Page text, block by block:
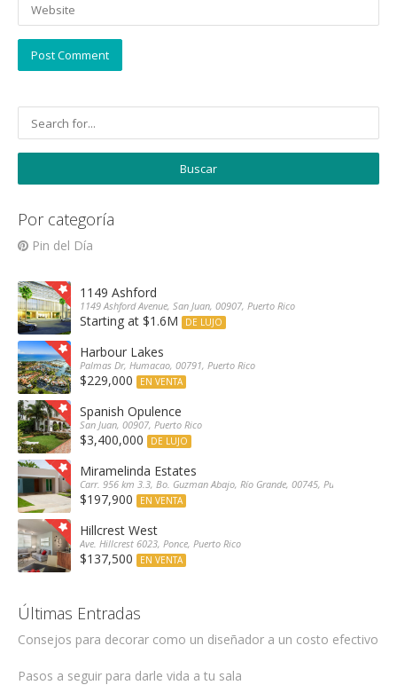
Por categoría
Pin del Día
1149 Ashford
1149 Ashford Avenue, San Juan, 00907, Puerto Rico
Starting at $1.6M DE LUJO
Harbour Lakes
Palmas Dr, Humacao, 00791, Puerto Rico
$229,000 EN VENTA
Spanish Opulence
San Juan, 00907, Puerto Rico
$3,400,000 DE LUJO
Miramelinda Estates
Carr. 956 km 3.3, Bo. Guzman Abajo, Río Grande, 00745, Puerto Rico
$197,900 EN VENTA
Hillcrest West
Ave. Hillcrest 6023, Ponce, Puerto Rico
$137,500 EN VENTA
Últimas Entradas
Consejos para decorar como un diseñador a un costo efectivo
Pasos a seguir para darle vida a tu sala